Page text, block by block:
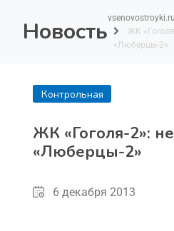
Новостьvsenovostroyki.ru
ЖК
«Люберцы-2»
Контрольная
ЖК «Гоголя-2»:
«Люберцы-2»
6 декабря 2013